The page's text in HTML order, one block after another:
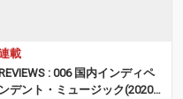
載
REVIEWS : 006 国内インディペ
ンデント・ミュージック(2020年